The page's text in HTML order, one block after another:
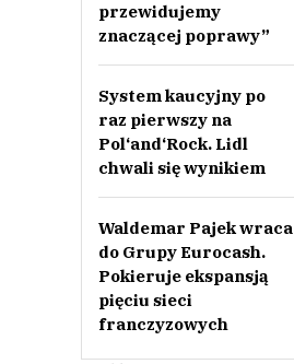
przewidujemy
znaczącej poprawy”
System kaucyjny po
raz pierwszy na
Pol‘and‘Rock. Lidl
chwali się wynikiem
Waldemar Pajek wraca
do Grupy Eurocash.
Pokieruje ekspansją
pięciu sieci
franczyzowych